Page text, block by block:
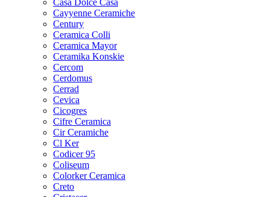
Cayyenne Ceramiche
Century
Ceramica Colli
Ceramica Mayor
Ceramika Konskie
Cercom
Cerdomus
Cerrad
Cevica
Cicogres
Cifre Ceramica
Cir Ceramiche
Cl Ker
Codicer 95
Coliseum
Colorker Ceramica
Creto